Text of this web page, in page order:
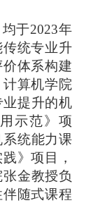
于2023年
统专业升
体系构建
算机学院
提升的机
示范》项
统能力课
》项目，
金教授负
随式课程